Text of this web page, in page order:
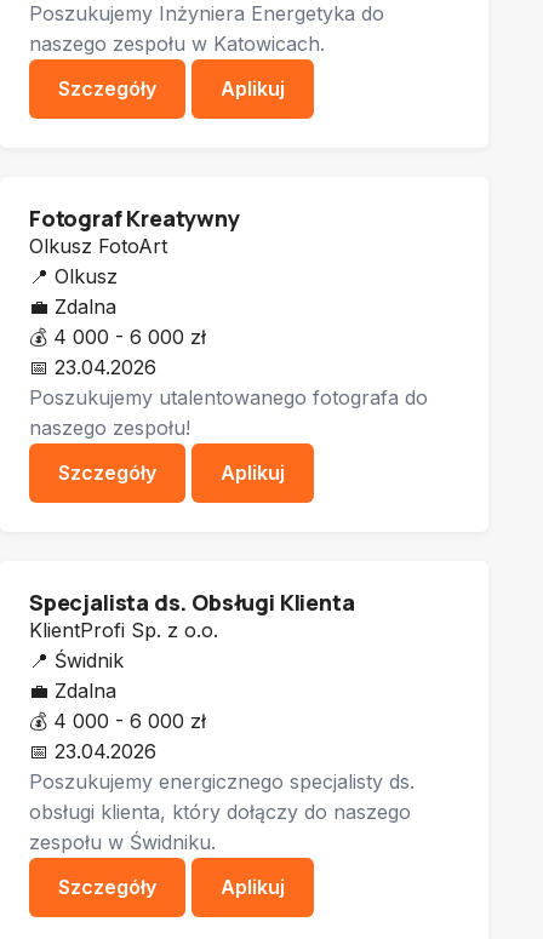
Poszukujemy Inżyniera Energetyka do
naszego zespołu w Katowicach.
Szczegóły
Aplikuj
Fotograf Kreatywny
Olkusz FotoArt
📍 Olkusz
💼 Zdalna
💰 4 000 - 6 000 zł
📅 23.04.2026
Poszukujemy utalentowanego fotografa do
naszego zespołu!
Szczegóły
Aplikuj
Specjalista ds. Obsługi Klienta
KlientProfi Sp. z o.o.
📍 Świdnik
💼 Zdalna
💰 4 000 - 6 000 zł
📅 23.04.2026
Poszukujemy energicznego specjalisty ds.
obsługi klienta, który dołączy do naszego
zespołu w Świdniku.
Szczegóły
Aplikuj